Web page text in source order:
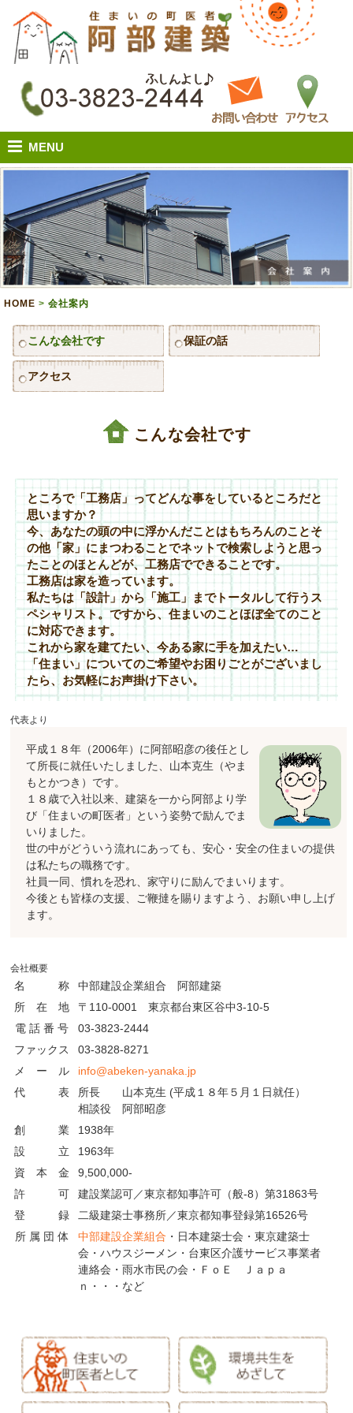
MENU
HOME > 会社案内
こんな会社です 保証の話
アクセス
こんな会社です
ところで「工務店」ってどんな事をしているところだと
思いますか？
今、あなたの頭の中に浮かんだことはもちろんのことそ
の他「家」にまつわることでネットで検索しようと思っ
たことのほとんどが、工務店でできることです。
工務店は家を造っています。
私たちは「設計」から「施工」までトータルして行うス
ペシャリスト。ですから、住まいのことほぼ全てのこと
に対応できます。
これから家を建てたい、今ある家に手を加えたい…
「住まい」についてのご希望やお困りごとがございまし
たら、お気軽にお声掛け下さい。
代表より
平成１８年（2006年）に阿部昭彦の後任とし
て所長に就任いたしました、山本克生（やま
もとかつき）です。
１８歳で入社以来、建築を一から阿部より学
び「住まいの町医者」という姿勢で励んでま
いりました。
世の中がどういう流れにあっても、安心・安全の住まいの提供
は私たちの職務です。
社員一同、慣れを恐れ、家守りに励んでまいります。
今後とも皆様の支援、ご鞭撻を賜りますよう、お願い申し上げ
ます。
会社概要
名 称
中部建設企業組合 阿部建築
所 在 地
〒110-0001 東京都台東区谷中3-10-5
電 話 番 号
03-3823-2444
ファックス
03-3828-8271
メ ー ル
info@abeken-yanaka.jp
代 表
所長 山本克生 (平成１８年５月１日就任）
相談役 阿部昭彦
創 業
1938年
設 立
1963年
資 本 金
9,500,000-
許 可
建設業認可／東京都知事許可（般-8）第31863号
登 録
二級建築士事務所／東京都知事登録第16526号
所 属 団 体
中部建設企業組合 ・日本建築士会・東京建築士
会・ハウスジーメン・台東区介護サービス事業者
連絡会・雨水市民の会・ＦｏＥ Ｊａｐａ
ｎ・・・など